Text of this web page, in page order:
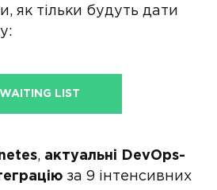
як тільки будуть дати
WAITING LIST
, актуальні DevOps-
за 9 інтенсивних